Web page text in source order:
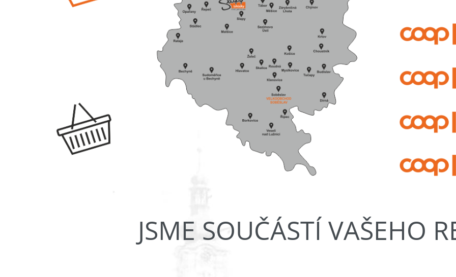
JSME SOUČÁSTÍ VAŠEHO